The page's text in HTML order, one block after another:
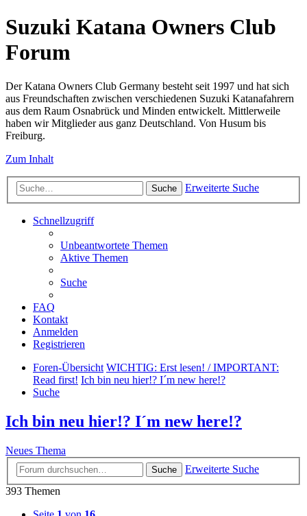
Suzuki Katana Owners Club
Forum
Der Katana Owners Club Germany besteht seit 1997 und hat sich
aus Freundschaften zwischen verschiedenen Suzuki Katanafahrern
aus dem Raum Osnabrück und Minden entwickelt. Mittlerweile
haben wir Mitglieder aus ganz Deutschland. Von Husum bis
Freiburg.
Zum Inhalt
Suche Erweiterte Suche
Schnellzugriff
Unbeantwortete Themen
Aktive Themen
Suche
FAQ
Kontakt
Anmelden
Registrieren
Foren-Übersicht WICHTIG: Erst lesen! / IMPORTANT:
Read first! Ich bin neu hier!? I´m new here!?
Suche
Ich bin neu hier!? I´m new here!?
Neues Thema
Suche
Erweiterte Suche
393 Themen